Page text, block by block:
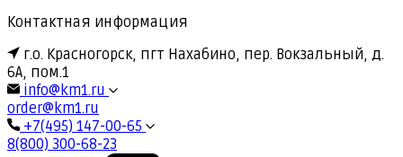
Контактная информация
г.о. Красногорск, пгт Нахабино, пер. Вокзальный, д.
6А, пом.1
info@km1.ru
order@km1.ru
+7(495) 147-00-65
8(800) 300-68-23